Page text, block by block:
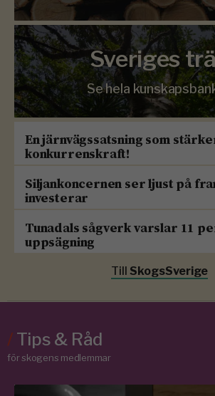
Sveriges
Se hela
En järnvägssatsning som
konkurrenskraft!
Siljankoncernen ser ljust på
investerar
Tunadals sågverk varslar 11
uppsägning
Till SkogsSverige
/Tips & Råd
för skogens medlemmar